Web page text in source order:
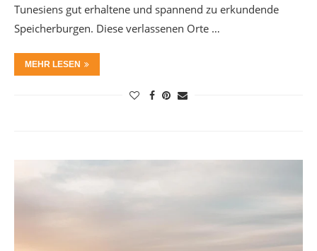
Tunesiens gut erhaltene und spannend zu erkundende
Speicherburgen. Diese verlassenen Orte …
MEHR LESEN